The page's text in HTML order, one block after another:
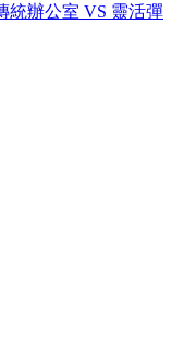
統辦公室 VS 靈活彈